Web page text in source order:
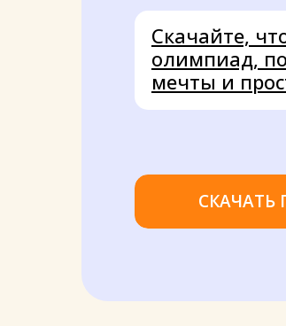
Скачайте,
олимпиад,
мечты и
СКАЧАТЬ